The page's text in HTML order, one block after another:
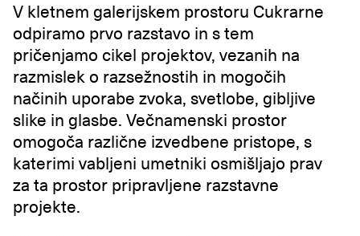
V kletnem galerijskem prostoru Cukrarne
odpiramo prvo razstavo in s tem
pričenjamo cikel projektov, vezanih na
razmislek o razsežnostih in mogočih
načinih uporabe zvoka, svetlobe, gibljive
slike in glasbe. Večnamenski prostor
omogoča različne izvedbene pristope, s
katerimi vabljeni umetniki osmišljajo prav
za ta prostor pripravljene razstavne
projekte.